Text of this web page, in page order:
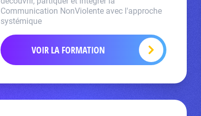
Communication NonViolente avec l'approche
systémique
VOIR LA FORMATION